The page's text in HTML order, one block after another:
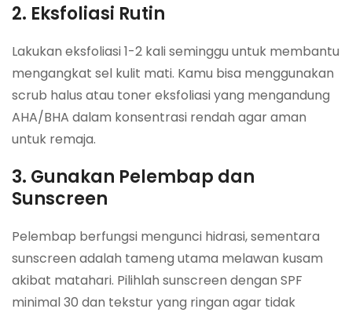
2. Eksfoliasi Rutin
Lakukan eksfoliasi 1-2 kali seminggu untuk membantu
mengangkat sel kulit mati. Kamu bisa menggunakan
scrub halus atau toner eksfoliasi yang mengandung
AHA/BHA dalam konsentrasi rendah agar aman
untuk remaja.
3. Gunakan Pelembap dan
Sunscreen
Pelembap berfungsi mengunci hidrasi, sementara
sunscreen adalah tameng utama melawan kusam
akibat matahari. Pilihlah sunscreen dengan SPF
minimal 30 dan tekstur yang ringan agar tidak